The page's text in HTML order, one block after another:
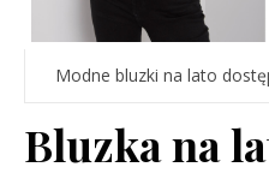
Modne bluzki na lato
Bluzka na